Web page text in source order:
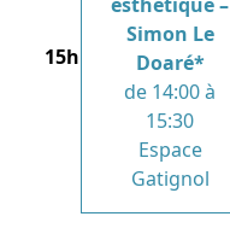
Simon Le
Doaré*
de 14:00 à
15:30
Espace
Gatignol
15h